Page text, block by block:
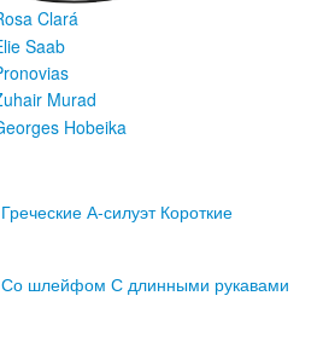
Греческие А-силуэт Короткие
Со шлейфом С длинными рукавами